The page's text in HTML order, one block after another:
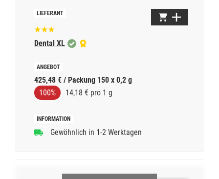
Dental XL
425,48 € / Packung 150 x 0,2 g
100%
14,18 € pro 1 g
Gewöhnlich in 1-2 Werktagen